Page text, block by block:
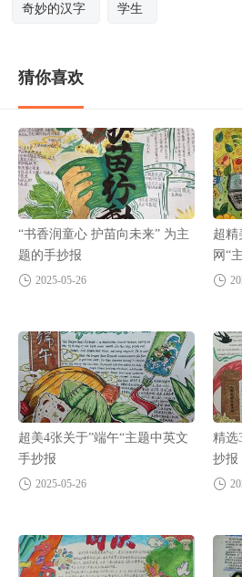
奇妙的汉字 学生
猜你喜欢
“书香润童心 护苗向未来” 为主
题的手抄报
2025-05-26
超精
网“
超美4张关于”端午“主题中英文
手抄报
2025-05-26
精选
抄报